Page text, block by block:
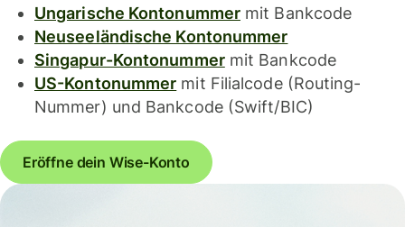
Ungarische Kontonummermit Bankcode
Neuseeländische Kontonummer
Singapur-Kontonummermit Bankcode
US-Kontonummer mit Filialcode (Routing-
Nummer) und Bankcode (Swift/BIC)
Eröffne dein Wise-Konto